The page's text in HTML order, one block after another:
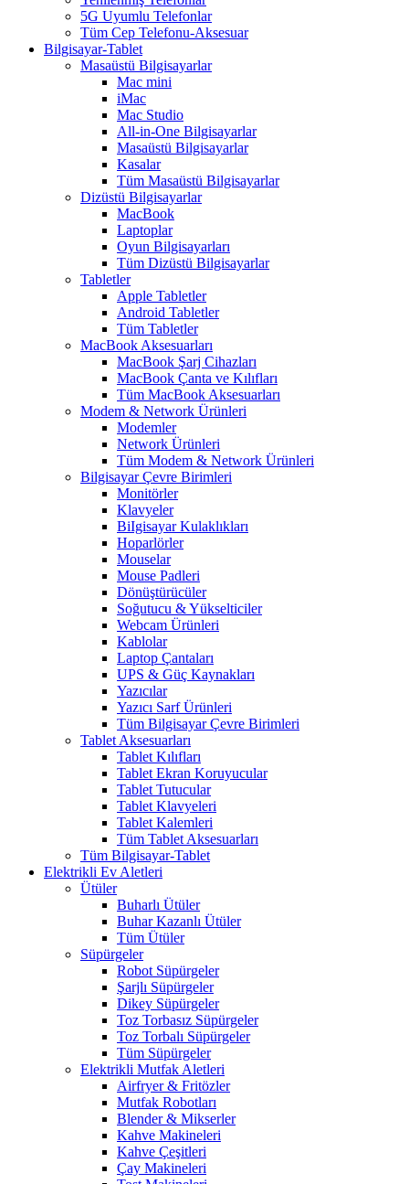
5G Uyumlu Telefonlar
Tüm Cep Telefonu-Aksesuar
Bilgisayar-Tablet
Masaüstü Bilgisayarlar
Mac mini
iMac
Mac Studio
All-in-One Bilgisayarlar
Masaüstü Bilgisayarlar
Kasalar
Tüm Masaüstü Bilgisayarlar
Dizüstü Bilgisayarlar
MacBook
Laptoplar
Oyun Bilgisayarları
Tüm Dizüstü Bilgisayarlar
Tabletler
Apple Tabletler
Android Tabletler
Tüm Tabletler
MacBook Aksesuarları
MacBook Şarj Cihazları
MacBook Çanta ve Kılıfları
Tüm MacBook Aksesuarları
Modem & Network Ürünleri
Modemler
Network Ürünleri
Tüm Modem & Network Ürünleri
Bilgisayar Çevre Birimleri
Monitörler
Klavyeler
BiIgisayar Kulaklıkları
Hoparlörler
Mouselar
Mouse Padleri
Dönüştürücüler
Soğutucu & Yükselticiler
Webcam Ürünleri
Kablolar
Laptop Çantaları
UPS & Güç Kaynakları
Yazıcılar
Yazıcı Sarf Ürünleri
Tüm Bilgisayar Çevre Birimleri
Tablet Aksesuarları
Tablet Kılıfları
Tablet Ekran Koruyucular
Tablet Tutucular
Tablet Klavyeleri
Tablet Kalemleri
Tüm Tablet Aksesuarları
Tüm Bilgisayar-Tablet
Elektrikli Ev Aletleri
Ütüler
Buharlı Ütüler
Buhar Kazanlı Ütüler
Tüm Ütüler
Süpürgeler
Robot Süpürgeler
Şarjlı Süpürgeler
Dikey Süpürgeler
Toz Torbasız Süpürgeler
Toz Torbalı Süpürgeler
Tüm Süpürgeler
Elektrikli Mutfak Aletleri
Airfryer & Fritözler
Mutfak Robotları
Blender & Mikserler
Kahve Makineleri
Kahve Çeşitleri
Çay Makineleri